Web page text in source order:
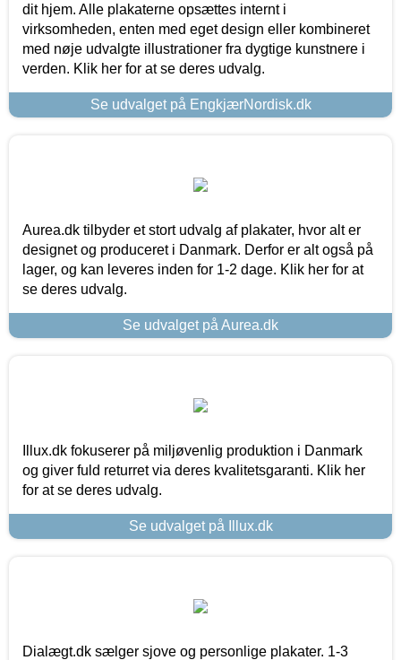
dit hjem. Alle plakaterne opsættes internt i
virksomheden, enten med eget design eller kombineret
med nøje udvalgte illustrationer fra dygtige kunstnere i
verden. Klik her for at se deres udvalg.
Se udvalget på EngkjærNordisk.dk
Aurea.dk tilbyder et stort udvalg af plakater, hvor alt er
designet og produceret i Danmark. Derfor er alt også på
lager, og kan leveres inden for 1-2 dage. Klik her for at
se deres udvalg.
Se udvalget på Aurea.dk
Illux.dk fokuserer på miljøvenlig produktion i Danmark
og giver fuld returret via deres kvalitetsgaranti. Klik her
for at se deres udvalg.
Se udvalget på Illux.dk
Dialægt.dk sælger sjove og personlige plakater. 1-3